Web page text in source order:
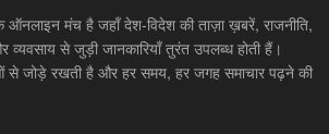
मंच है जहाँ देश-विदेश की ताज़ा ख़बरें, राजनीति,
से जुड़ी जानकारियाँ तुरंत उपलब्ध होती हैं।
से जोड़े रखती है और हर समय, हर जगह समाचार पढ़ने की